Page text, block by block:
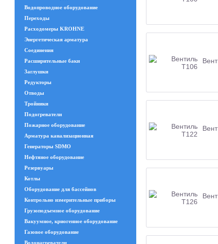
Водопроводное оборудование
Переходы
Расходомеры KROHNE
Энергетическая арматура
Соединения
Расширительные баки
Заглушки
Редукторы
Отводы
Тройники
Подогреватели
Пожарное оборудование
Арматура канализационная
Генераторы SDMO
Нефтяное оборудование
Резервуары
Котлы
Оборудование для бассейнов
Контрольно измерительные приборы
Грузоподъемное оборудование
Вакуумное, криогенное оборудование
Газовое оборудование
Водонагреватели